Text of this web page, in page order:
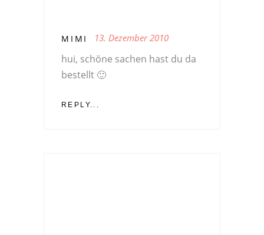
MIMI 13. Dezember 2010
hui, schöne sachen hast du da
bestellt 🙂
REPLY...